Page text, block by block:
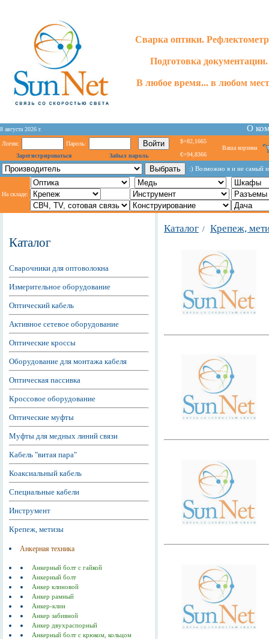
Сварка оптики.
Подготовка документации.
В любое время... в любом
8 августа 2026 г. О
Логин:
Пароль:
Зарегистрироваться
Забыл пароль
$=82,1665
€=94,8366
Ваша корзина
:) Возможно я и не самый
На складе:
Каталог
Сварочники для оптоволокна
Измерительное оборудование
Оптический кабель
Активное сетевое оборудование
Оптические кроссы
Оборудование для монтажа кабеля
Оптическая пассивка
Кроссовое оборудование
Оптические муфты
Муфты для медных линий связи
Кабель "витая пара"
Коаксиальный кабель
Специальные кабели
Инструмент
Крепеж, метизы
Анкерная техника
Анкерный болт с гайкой
Анкерный болт
Анкер клиновой
Анкер рамный
Анкер-клин
Анкер забивной
Анкер двухраспорный
Анкерный болт с крюком, кольцом
Каталог / Крепеж,